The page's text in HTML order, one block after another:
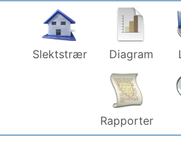
Slektstrær Diagram
Rapporter